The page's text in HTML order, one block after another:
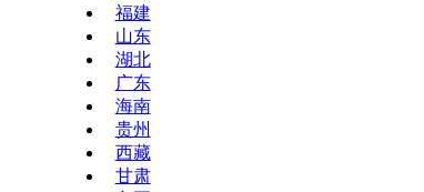
福建
山东
湖北
广东
海南
贵州
西藏
甘肃